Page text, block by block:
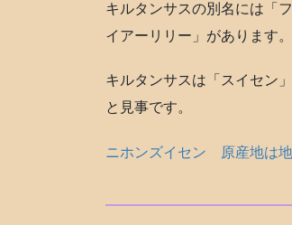
キルタンサスの別名には「
イアーリリー」があります。
キルタンサスは「スイセン
と見事です。
ニホンズイセン 原産地は地